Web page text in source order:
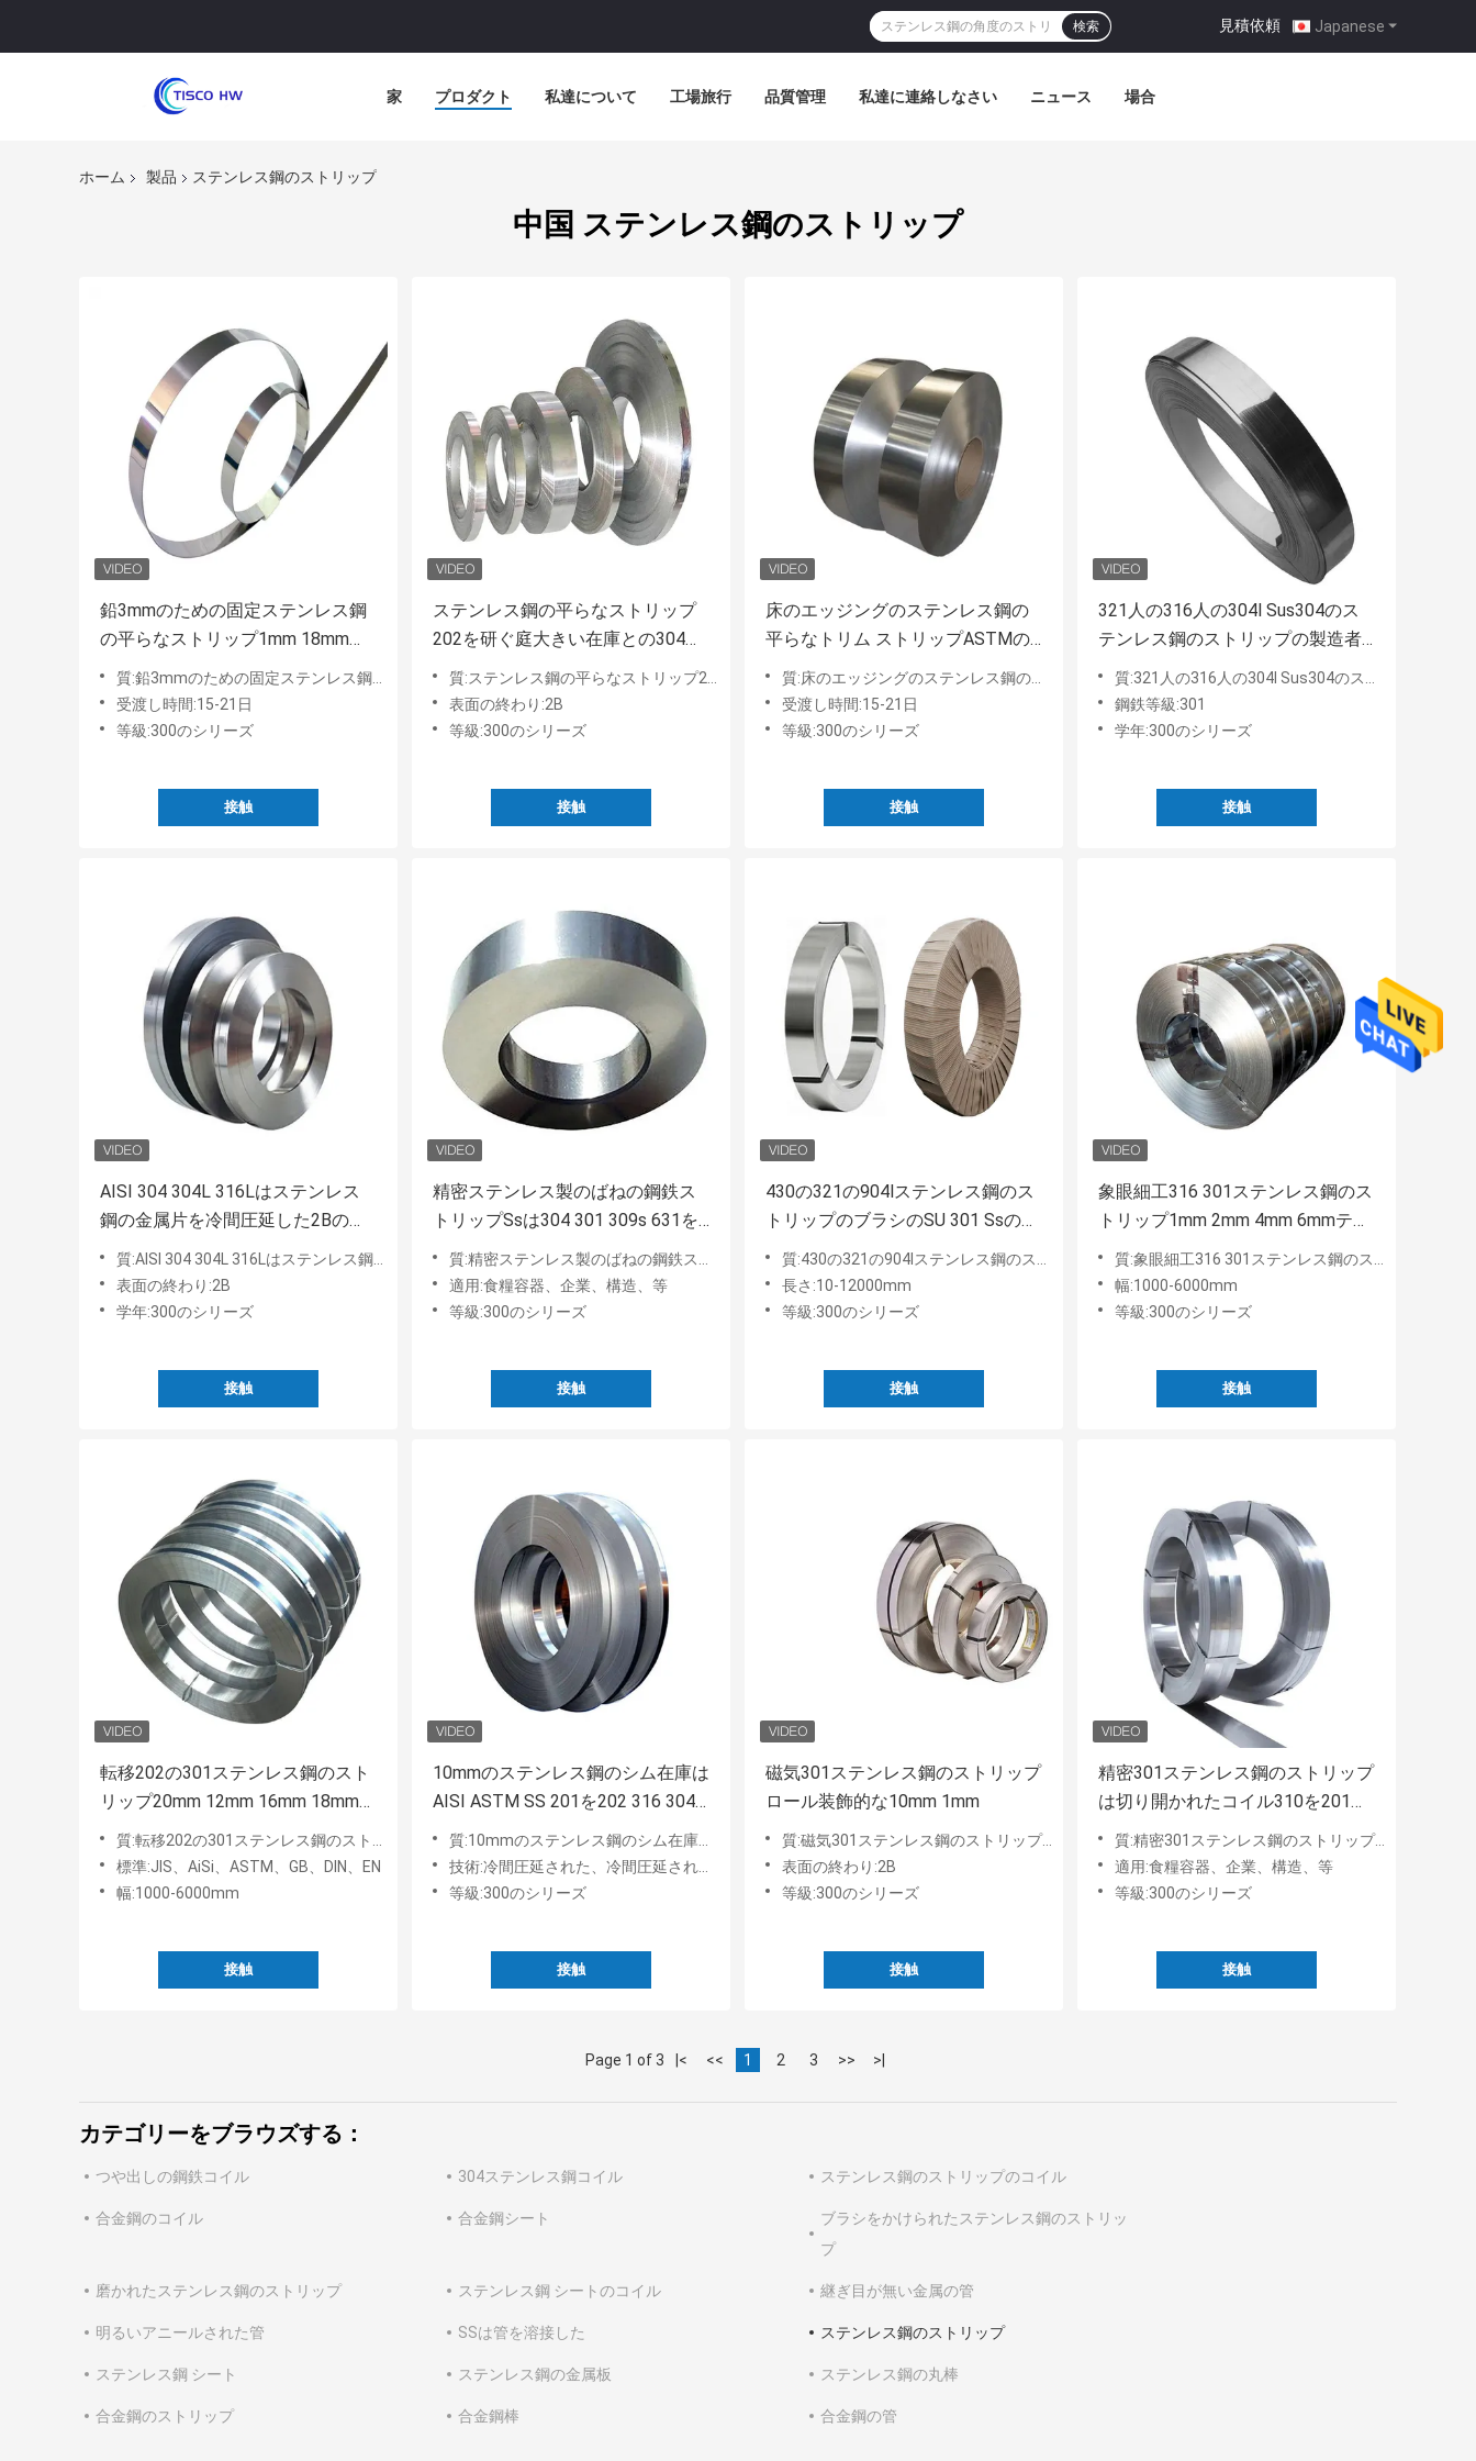
Japanese
見積依頼 |
検索
家 プロダクト 私達について 工場旅行 品質管理 私達に連絡しなさい ニュース 場合
ホーム 製品 ステンレス鋼のストリップ
中国 ステンレス鋼のストリップ
鉛3mmのための固定ステンレス鋼
の平らなストリップ1mm 18mm
0.5mm
質:鉛3mmのための固定ステンレス鋼の平らなストリップ1mm 18mm 0.5mm
受渡し時間:15-21日
等級:300のシリーズ
接触
ステンレス鋼の平らなストリップ
202を研ぐ庭大きい在庫との304
316 310
質:ステンレス鋼の平らなストリップ202を研ぐ庭大きい在庫との304 316 310
表面の終わり:2B
等級:300のシリーズ
接触
床のエッジングのステンレス鋼の
平らなトリム ストリップASTMの
SU 201 304 304L 316装飾的な410
430
質:床のエッジングのステンレス鋼の平らなトリム ストリップASTMのSU 201 304 304L 316装飾的な410 430
受渡し時間:15-21日
等級:300のシリーズ
接触
321人の316人の304l Sus304のス
テンレス鋼のストリップの製造者
SSは終わる202 0.3mmx90mm 2bを
巻く
質:321人の316人の304l Sus304のステンレス鋼のストリップの製造者SSは終わる202 0.3mmx90mm 2bを巻く
鋼鉄等級:301
学年:300のシリーズ
接触
AISI 304 304L 316Lはステンレス
鋼の金属片を冷間圧延した2Bの終
わりSSが標準的と録音する
質:AISI 304 304L 316Lはステンレス鋼の金属片を冷間圧延した2Bの終わりSSが標準的と録音する
表面の終わり:2B
学年:300のシリーズ
接触
精密ステンレス製のばねの鋼鉄ス
トリップSsは304 301 309s 631を
巻く
質:精密ステンレス製のばねの鋼鉄ストリップSsは304 301 309s 631を巻く
適用:食糧容器、企業、構造、等
等級:300のシリーズ
接触
430の321の904lステンレス鋼のス
トリップのブラシのSU 301 Ssのス
トリップのコイル3mm 6mm 10mm
質:430の321の904lステンレス鋼のストリップのブラシのSU 301 Ssのストリップのコイル3mm 6mm 10mm
長さ:10-12000mm
等級:300のシリーズ
接触
象眼細工316 301ステンレス鋼のス
トリップ1mm 2mm 4mm 6mmテー
プ304 410 420 430
質:象眼細工316 301ステンレス鋼のストリップ1mm 2mm 4mm 6mmテープ304 410 420 430
幅:1000-6000mm
等級:300のシリーズ
接触
転移202の301ステンレス鋼のスト
リップ20mm 12mm 16mm 18mm
201 316L 430
質:転移202の301ステンレス鋼のストリップ20mm 12mm 16mm 18mm 201 316L 430
標準:JIS、AiSi、ASTM、GB、DIN、EN
幅:1000-6000mm
接触
10mmのステンレス鋼のシム在庫は
AISI ASTM SS 201を202 316 304
904l Ssがコイルを広げる除去する
質:10mmのステンレス鋼のシム在庫はAISI ASTM SS 201を202 316 304 904l Ssがコイルを広げる除去する
技術:冷間圧延された、冷間圧延されたつや出し
等級:300のシリーズ
接触
磁気301ステンレス鋼のストリップ
ロール装飾的な10mm 1mm
質:磁気301ステンレス鋼のストリップ ロール装飾的な10mm 1mm
表面の終わり:2B
等級:300のシリーズ
接触
精密301ステンレス鋼のストリップ
は切り開かれたコイル310を201
430 420 410S 316冷間圧延した
質:精密301ステンレス鋼のストリップは切り開かれたコイル310を201 430 420 410S 316冷間圧延した
適用:食糧容器、企業、構造、等
等級:300のシリーズ
接触
Page 1 of 3 |< << 1 2 3 >> >|
カテゴリーをブラウズする：
つや出しの鋼鉄コイル 304ステンレス鋼コイル ステンレス鋼のストリップのコイル
合金鋼のコイル 合金鋼シート
ブラシをかけられたステンレス鋼のストリッ
プ
磨かれたステンレス鋼のストリップ ステンレス鋼 シートのコイル 継ぎ目が無い金属の管
明るいアニールされた管 SSは管を溶接した ステンレス鋼のストリップ
ステンレス鋼 シート ステンレス鋼の金属板 ステンレス鋼の丸棒
合金鋼のストリップ 合金鋼棒 合金鋼の管